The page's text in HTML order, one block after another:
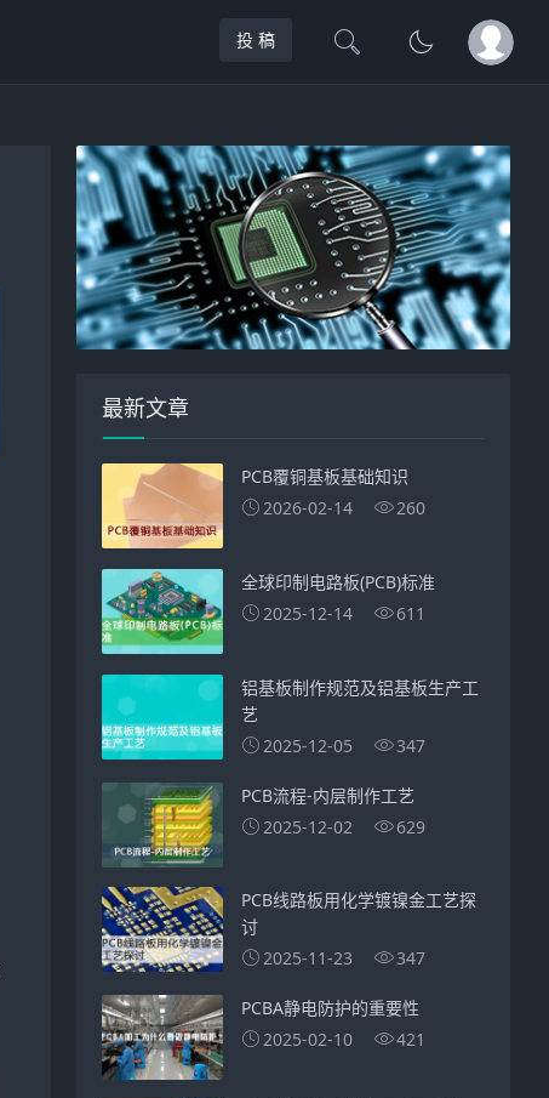
投 稿
最新文章
PCB覆铜基板基础知识
2026-02-14
260
全球印制电路板(PCB)标准
2025-12-14
611
铝基板制作规范及铝基板生产工
艺
2025-12-05
347
PCB流程-内层制作工艺
2025-12-02
629
PCB线路板用化学镀镍金工艺探
讨
2025-11-23
347
PCBA静电防护的重要性
2025-02-10
421